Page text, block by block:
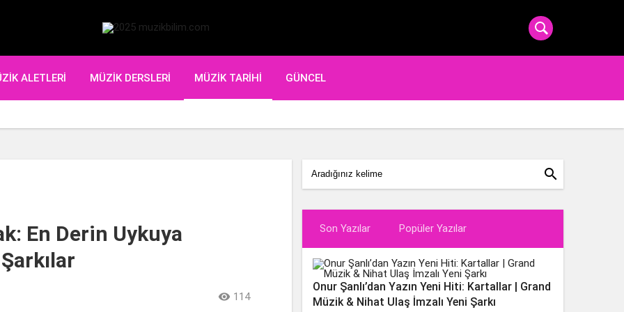
ALETLERI MÜZIK DERSLERI MÜZIK TARIHI GÜNCEL
En Derin Uykuya
 114
search
Son Yazılar Popüler Yazılar
Onur Şanlı’dan Yazın Yeni Hiti: Kartallar | Grand
Müzik & Nihat Ulaş İmzalı Yeni Şarkı